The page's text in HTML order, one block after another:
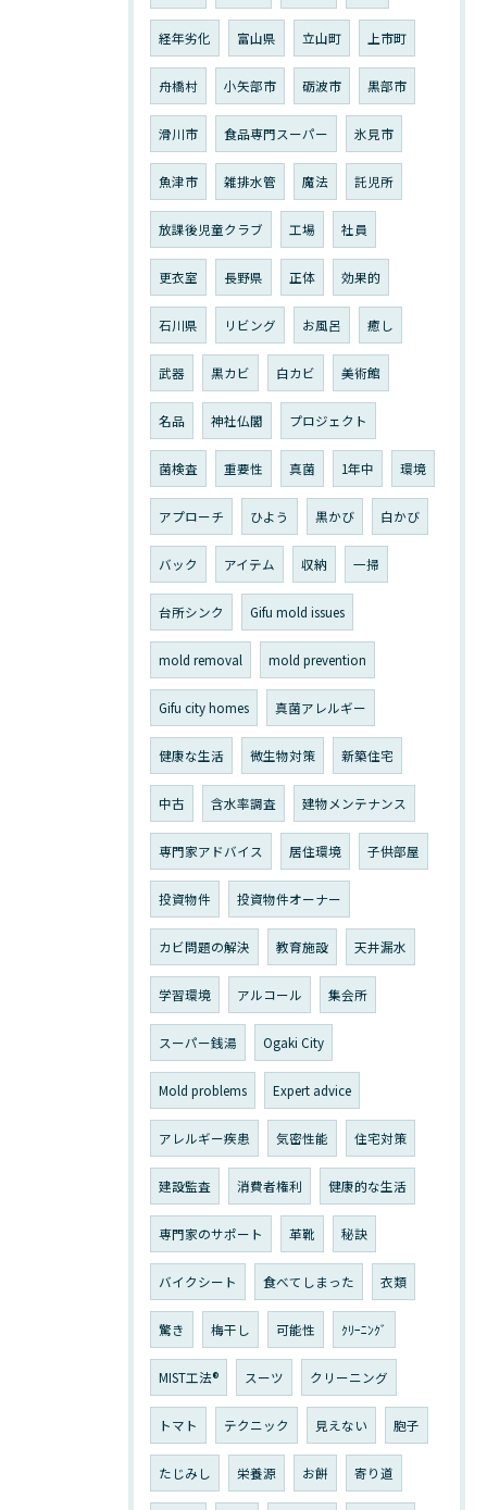
経年劣化 富山県 立山町 上市町
舟橋村 小矢部市 砺波市 黒部市
滑川市 食品専門スーパー 氷見市
魚津市 雑排水管 魔法 託児所
放課後児童クラブ 工場 社員
更衣室 長野県 正体 効果的
石川県 リビング お風呂 癒し
武器 黒カビ 白カビ 美術館
名品 神社仏閣 プロジェクト
菌検査 重要性 真菌 1年中 環境
アプローチ ひよう 黒かび 白かび
バック アイテム 収納 一掃
台所シンク Gifu mold issues
mold removal mold prevention
Gifu city homes 真菌アレルギー
健康な生活 微生物対策 新築住宅
中古 含水率調査 建物メンテナンス
専門家アドバイス 居住環境 子供部屋
投資物件 投資物件オーナー
カビ問題の解決 教育施設 天井漏水
学習環境 アルコール 集会所
スーパー銭湯 Ogaki City
Mold problems Expert advice
アレルギー疾患 気密性能 住宅対策
建設監査 消費者権利 健康的な生活
専門家のサポート 革靴 秘訣
バイクシート 食べてしまった 衣類
驚き 梅干し 可能性 ｸﾘｰﾆﾝｸﾞ
MIST工法® スーツ クリーニング
トマト テクニック 見えない 胞子
たじみし 栄養源 お餅 寄り道